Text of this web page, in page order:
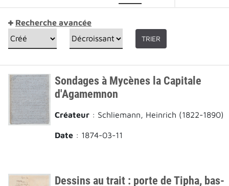
Recherche avancée
TRIER
Sondages à Mycènes la Capitale
d'Agamemnon
Créateur : Schliemann, Heinrich (1822-1890)
Date : 1874-03-11
Dessins au trait : porte de Tipha, bas-